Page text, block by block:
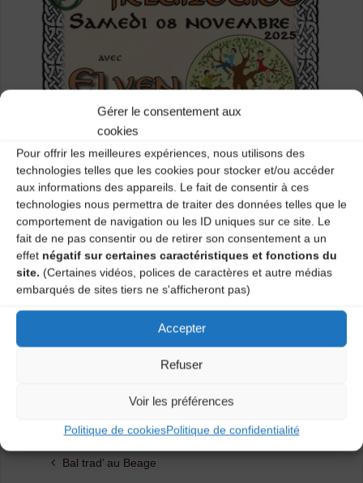
Gérer le consentement aux
cookies
Pour offrir les meilleures expériences, nous utilisons des
technologies telles que les cookies pour stocker et/ou accéder
aux informations des appareils. Le fait de consentir à ces
technologies nous permettra de traiter des données telles que le
comportement de navigation ou les ID uniques sur ce site. Le
fait de ne pas consentir ou de retirer son consentement a un
effet négatif sur certaines caractéristiques et fonctions du
site. (Certaines vidéos, polices de caractères et autre médias
embarqués de sites tiers ne s'afficheront pas)
Accepter
Refuser
Voir les préférences
Politique de cookiesPolitique de confidentialité
Bal trad’ au Beage